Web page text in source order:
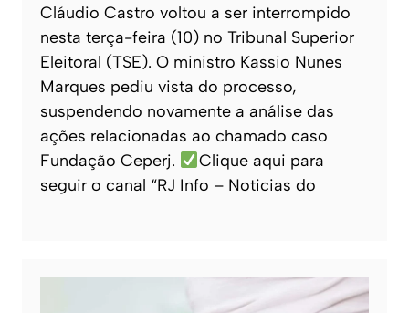
Cláudio Castro voltou a ser interrompido
nesta terça-feira (10) no Tribunal Superior
Eleitoral (TSE). O ministro Kassio Nunes
Marques pediu vista do processo,
suspendendo novamente a análise das
ações relacionadas ao chamado caso
Fundação Ceperj.
Clique aqui para
seguir o canal “RJ Info – Noticias do